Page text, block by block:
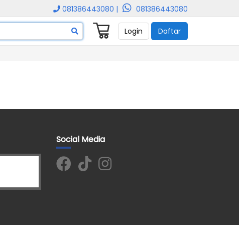
081386443080 | 081386443080
Login Daftar
Social Media